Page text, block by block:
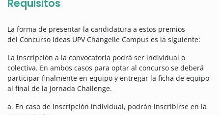
Requisitos
La forma de presentar la candidatura a estos premios
del Concurso Ideas UPV Changelle Campus es la siguiente:
La inscripción a la convocatoria podrá ser individual o
colectiva. En ambos casos para optar al concurso se deberá
participar finalmente en equipo y entregar la ficha de equipo
al final de la jornada Challenge.
a. En caso de inscripción individual, podrán inscribirse en la